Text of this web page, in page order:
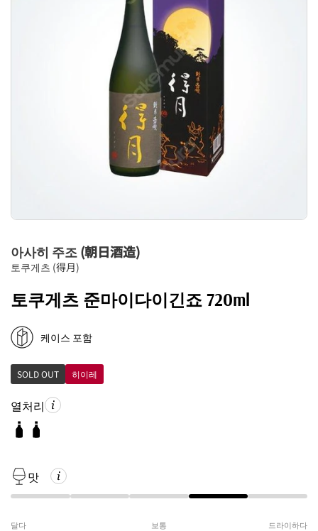
아사히 주조 (朝日酒造)
토쿠게츠 (得月)
토쿠게츠 준마이다이긴죠 720ml
케이스 포함
SOLD OUT 히이레
열처리
맛
달다 보통 드라이하다